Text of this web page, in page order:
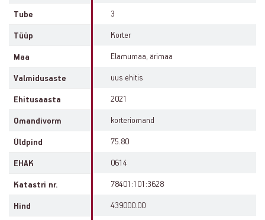
Tube 3
Tüüp Korter
Maa Elamumaa, ärimaa
Valmidusaste uus ehitis
Ehitusaasta 2021
Omandivorm korteriomand
Üldpind 75.80
EHAK 0614
Katastri nr. 78401:101:3628
Hind 439000.00